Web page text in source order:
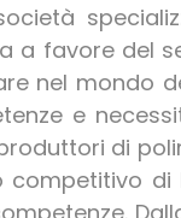
a favore del
nel
e
di
competitivo di